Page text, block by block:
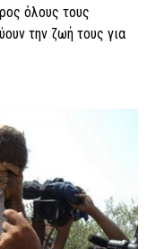
όλους τους
την ζωή τους για